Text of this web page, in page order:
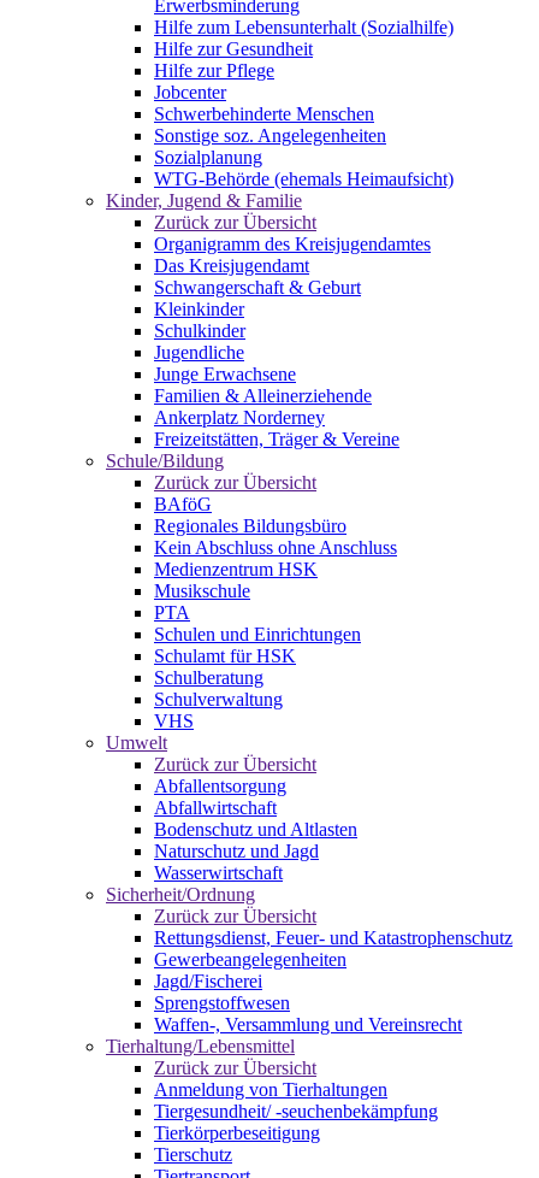
Erwerbsminderung
Hilfe zum Lebensunterhalt (Sozialhilfe)
Hilfe zur Gesundheit
Hilfe zur Pflege
Jobcenter
Schwerbehinderte Menschen
Sonstige soz. Angelegenheiten
Sozialplanung
WTG-Behörde (ehemals Heimaufsicht)
Kinder, Jugend & Familie
Zurück zur Übersicht
Organigramm des Kreisjugendamtes
Das Kreisjugendamt
Schwangerschaft & Geburt
Kleinkinder
Schulkinder
Jugendliche
Junge Erwachsene
Familien & Alleinerziehende
Ankerplatz Norderney
Freizeitstätten, Träger & Vereine
Schule/Bildung
Zurück zur Übersicht
BAföG
Regionales Bildungsbüro
Kein Abschluss ohne Anschluss
Medienzentrum HSK
Musikschule
PTA
Schulen und Einrichtungen
Schulamt für HSK
Schulberatung
Schulverwaltung
VHS
Umwelt
Zurück zur Übersicht
Abfallentsorgung
Abfallwirtschaft
Bodenschutz und Altlasten
Naturschutz und Jagd
Wasserwirtschaft
Sicherheit/Ordnung
Zurück zur Übersicht
Rettungsdienst, Feuer- und Katastrophenschutz
Gewerbeangelegenheiten
Jagd/Fischerei
Sprengstoffwesen
Waffen-, Versammlung und Vereinsrecht
Tierhaltung/Lebensmittel
Zurück zur Übersicht
Anmeldung von Tierhaltungen
Tiergesundheit/ -seuchenbekämpfung
Tierkörperbeseitigung
Tierschutz